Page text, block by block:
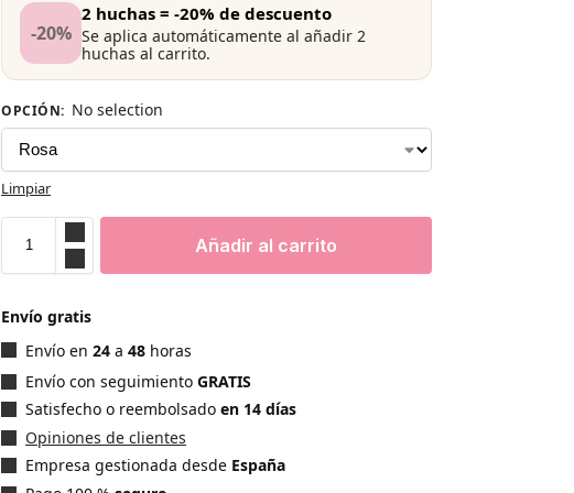
-20%
2 huchas = -20% de descuento
Se aplica automáticamente al añadir 2
huchas al carrito.
OPCIÓN: No selection
Limpiar
Añadir al carrito
Envío gratis
Envío en24 a48 horas
Envío con seguimiento GRATIS
Satisfecho o reembolsadoen 14 días
Opiniones de clientes
Empresa gestionada desde España